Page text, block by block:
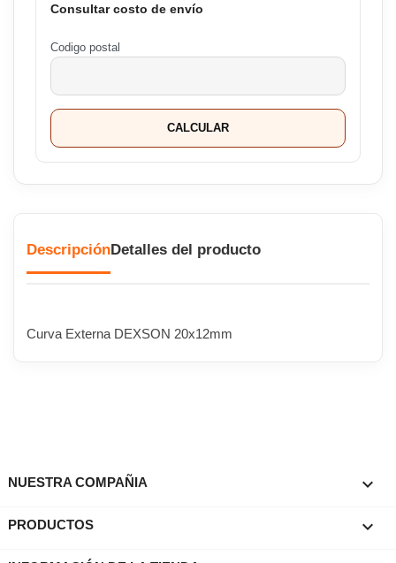
Consultar costo de envío
Codigo postal
CALCULAR
DescripciónDetalles del producto
Curva Externa DEXSON 20x12mm
NUESTRA COMPAÑIA 
PRODUCTOS 